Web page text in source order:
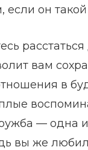
если он
вам
в
— одна
вы же